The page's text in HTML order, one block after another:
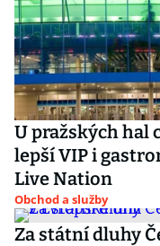
U pražských hal
lepší VIP i
Live Nation
Obchod a služby
Za státní dluhy